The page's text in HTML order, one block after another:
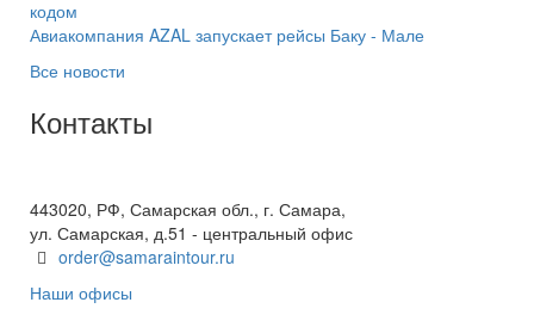
кодом
Авиакомпания AZAL запускает рейсы Баку - Мале
Все новости
Контакты
443020, РФ, Самарская обл., г. Самара,
ул. Самарская, д.51 - центральный офис
order@samaraintour.ru
Наши офисы